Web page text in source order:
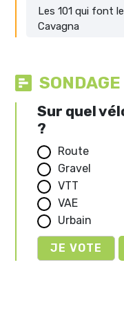
Les 101 qui font
Cavagna
SONDAGE
Sur quel
?
Route
Gravel
VTT
VAE
Urbain